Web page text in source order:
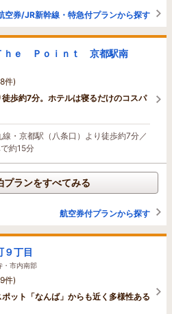
空券/JR新幹線・特急付プランから探す
ｈｅ Ｐｏｉｎｔ 京都駅南
件)
歩約7分。ホテルは寝るだけのコスパ
・京都駅（八条口）より徒歩約7分／
約15分
プランをすべてみる
航空券付プランから探す
９丁目
・市内南部
件)
ット「なんば」からも近く多様性ある